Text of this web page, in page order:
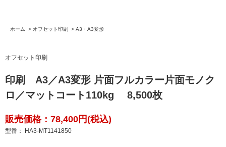
ホーム > オフセット印刷 > A3・A3変形
オフセット印刷
印刷 A3／A3変形 片面フルカラー片面モノク
ロ／マットコート110kg 8,500枚
販売価格：78,400円(税込)
型番： HA3-MT1141850